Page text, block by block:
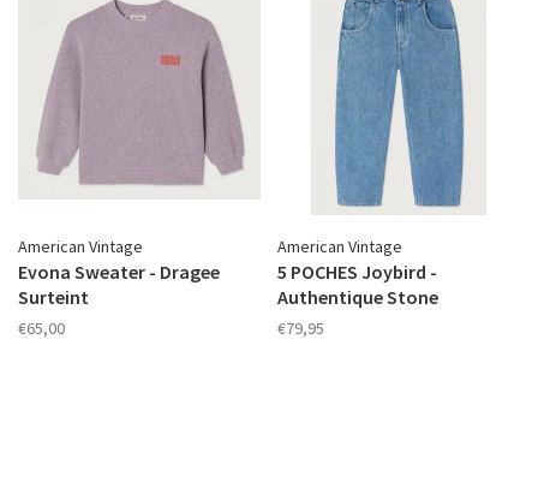
American Vintage
Evona Sweater - Dragee
Surteint
€65,00
American Vintage
5 POCHES Joybird -
Authentique Stone
€79,95